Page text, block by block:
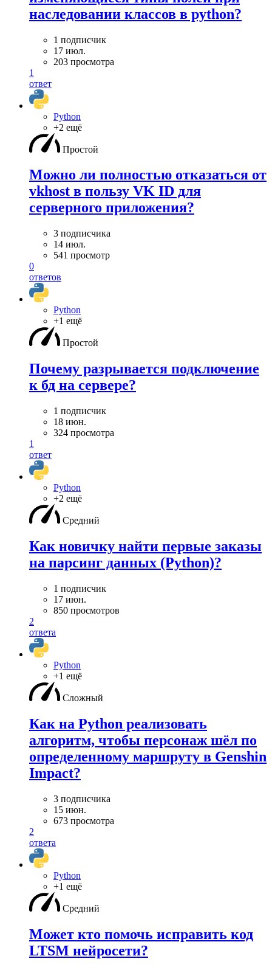
наследовании классов в python?
1 подписчик
17 июл.
203 просмотра
1
ответ
Python
+2 ещё
Простой
Можно ли полностью отказаться от
vkhost в пользу VK ID для
серверного приложения?
3 подписчика
14 июл.
541 просмотр
0
ответов
Python
+1 ещё
Простой
Почему разрывается подключение
к бд на сервере?
1 подписчик
18 июн.
324 просмотра
1
ответ
Python
+2 ещё
Средний
Как новичку найти первые заказы
на парсинг данных (Python)?
1 подписчик
17 июн.
850 просмотров
2
ответа
Python
+1 ещё
Сложный
Как на Python реализовать
алгоритм, чтобы персонаж шёл по
определенному маршруту в Genshin
Impact?
3 подписчика
15 июн.
673 просмотра
2
ответа
Python
+1 ещё
Средний
Может кто помочь исправить код
LTSM нейросети?